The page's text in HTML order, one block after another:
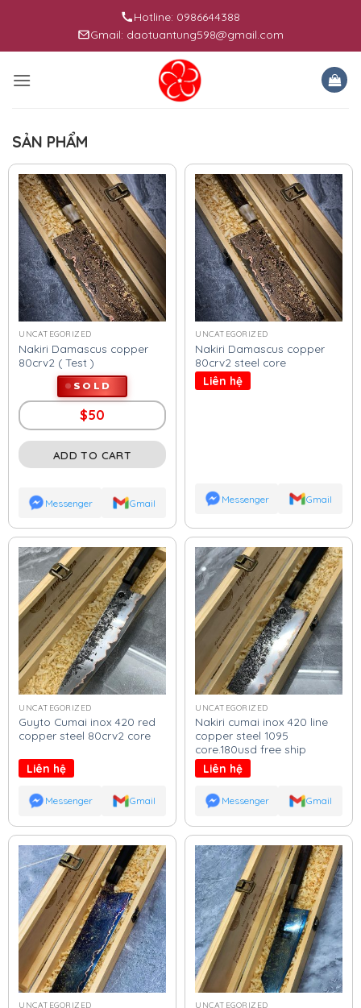
content
Hotline: 0986644388
Gmail: daotuantung598@gmail.com
SẢN PHẨM
UNCATEGORIZED
Nakiri Damascus copper
80crv2 ( Test )
SOLD
$50
ADD TO CART
Messenger Gmail
UNCATEGORIZED
Nakiri Damascus copper
80crv2 steel core
Liên hệ
Messenger Gmail
UNCATEGORIZED
Guyto Cumai inox 420 red
copper steel 80crv2 core
Liên hệ
Messenger Gmail
UNCATEGORIZED
Nakiri cumai inox 420 line
copper steel 1095
core.180usd free ship
Liên hệ
Messenger Gmail
UNCATEGORIZED UNCATEGORIZED